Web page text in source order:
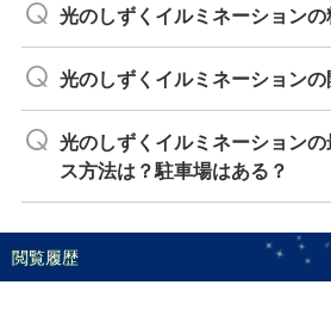
光のしずくイルミネーション
光のしずくイルミネーション
光のしずくイルミネーション
ス方法は？駐車場はある？
閲覧履歴